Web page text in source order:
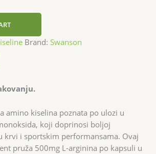
Brand: Swanson
amino kiselina poznata po ulozi u
koji doprinosi boljoj
krvi i sportskim performansama. Ovaj
pruža 500mg L-arginina po kapsuli u